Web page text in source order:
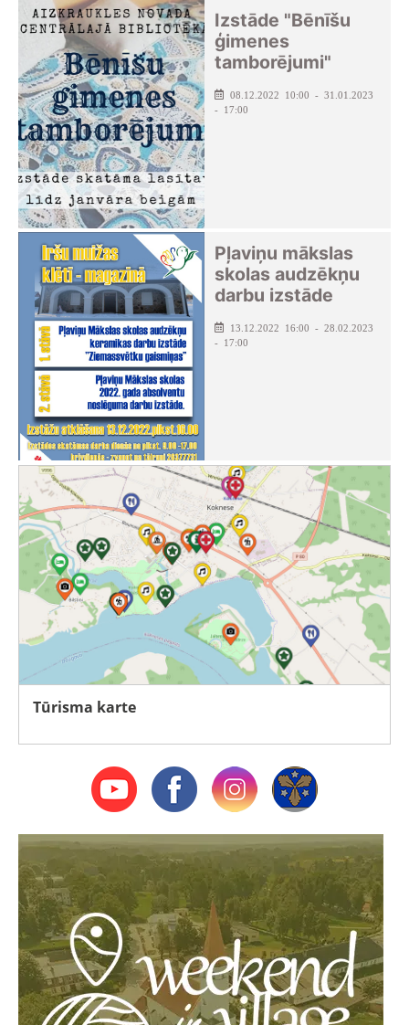
Izstāde "Bēnīšu
ģimenes
tamborējumi"
08.12.2022 10:00 - 31.01.2023
- 17:00
Pļaviņu mākslas
skolas audzēkņu
darbu izstāde
13.12.2022 16:00 - 28.02.2023
- 17:00
Tūrisma karte